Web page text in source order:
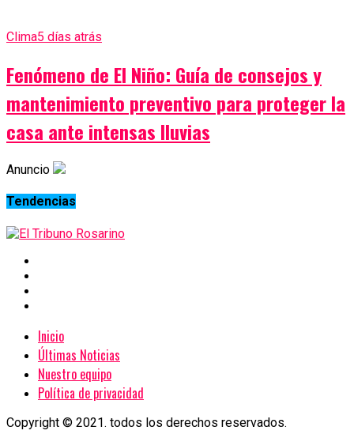
Clima5 días atrás
Fenómeno de El Niño: Guía de consejos y
mantenimiento preventivo para proteger la
casa ante intensas lluvias
Anuncio
Tendencias
Inicio
Últimas Noticias
Nuestro equipo
Política de privacidad
Copyright © 2021. todos los derechos reservados.